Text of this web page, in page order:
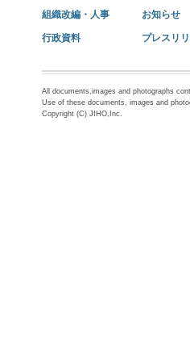
組織改編・人事 お知らせ
行政資料 プレスリ
All documents,images and photographs
Use of these documents, images and
Copyright (C) JIHO,Inc.